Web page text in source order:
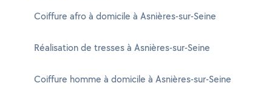
Coiffure afro à domicile à Asnières-sur-Seine
Réalisation de tresses à Asnières-sur-Seine
Coiffure homme à domicile à Asnières-sur-Seine